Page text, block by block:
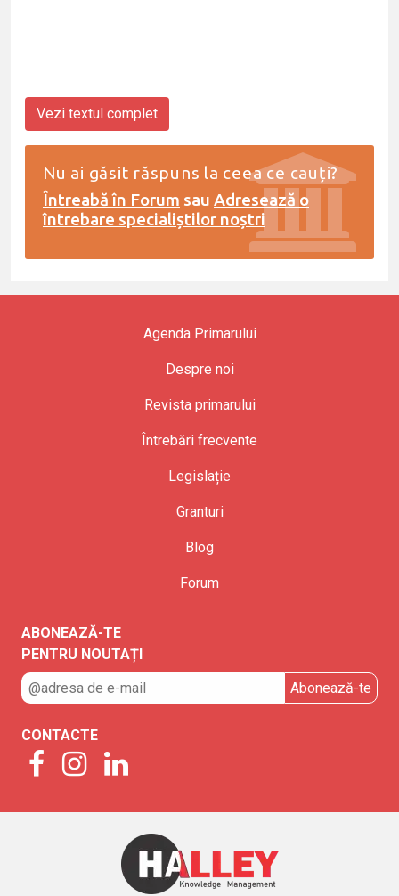
Vezi textul complet
Nu ai găsit răspuns la ceea ce cauți?
Întreabă în Forum sau Adresează o
întrebare specialiștilor noștri
Agenda Primarului
Despre noi
Revista primarului
Întrebări frecvente
Legislație
Granturi
Blog
Forum
ABONEAZĂ-TE
PENTRU NOUTAȚI
CONTACTE